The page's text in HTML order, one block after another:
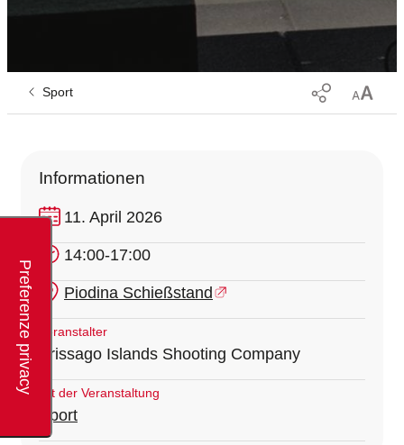
Sport
Informationen
11. April 2026
14:00-17:00
Piodina Schießstand
Veranstalter
Brissago Islands Shooting Company
Art der Veranstaltung
Sport